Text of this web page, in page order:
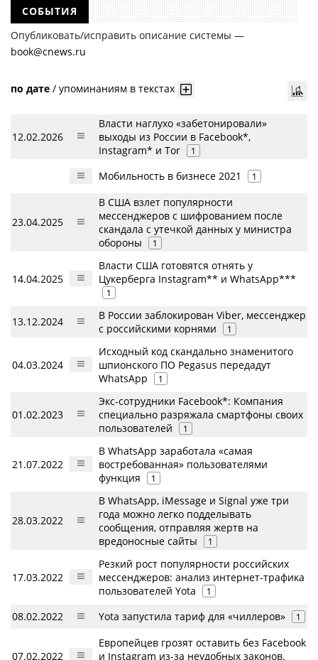
СОБЫТИЯ
Опубликовать/исправить описание системы —
book@cnews.ru
по дате / упоминаниям в текстах
12.02.2026
Власти наглухо «забетонировали»
выходы из России в Facebook*,
Instagram* и Tor
1
Мобильность в бизнесе 2021 1
23.04.2025
В США взлет популярности
мессенджеров с шифрованием после
скандала с утечкой данных у министра
обороны
1
14.04.2025
Власти США готовятся отнять у
Цукерберга Instagram** и WhatsApp***
1
13.12.2024
В России заблокирован Viber, мессенджер
с российскими корнями
1
04.03.2024
Исходный код скандально знаменитого
шпионского ПО Pegasus передадут
WhatsApp
1
01.02.2023
Экс-сотрудники Facebook*: Компания
специально разряжала смартфоны своих
пользователей
1
21.07.2022
В WhatsApp заработала «самая
востребованная» пользователями
функция
1
28.03.2022
В WhatsApp, iMessage и Signal уже три
года можно легко подделывать
сообщения, отправляя жертв на
вредоносные сайты
1
17.03.2022
Резкий рост популярности российских
мессенджеров: анализ интернет-трафика
пользователей Yota
1
08.02.2022 Yota запустила тариф для «чиллеров» 1
07.02.2022
Европейцев грозят оставить без Facebook
и Instagram из-за неудобных законов.